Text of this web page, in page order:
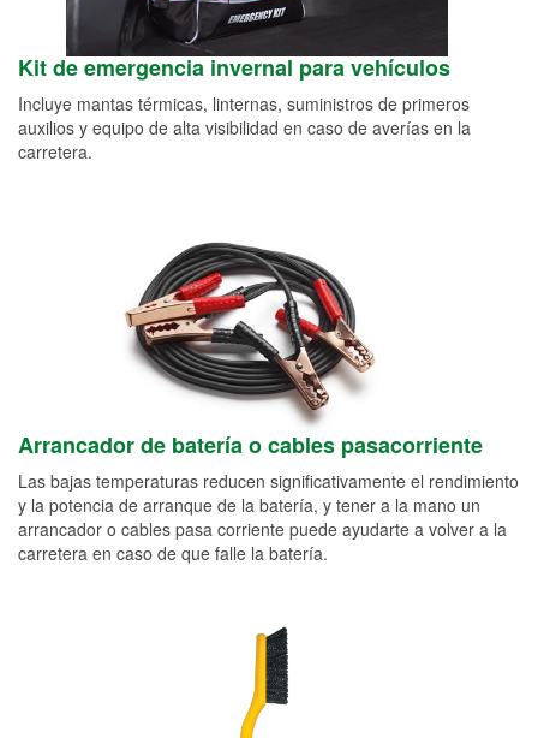
Kit de emergencia invernal para vehículos
Incluye mantas térmicas, linternas, suministros de primeros
auxilios y equipo de alta visibilidad en caso de averías en la
carretera.
Arrancador de batería o cables pasacorriente
Las bajas temperaturas reducen significativamente el rendimiento
y la potencia de arranque de la batería, y tener a la mano un
arrancador o cables pasa corriente puede ayudarte a volver a la
carretera en caso de que falle la batería.